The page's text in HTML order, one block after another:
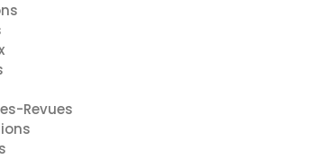
Revues